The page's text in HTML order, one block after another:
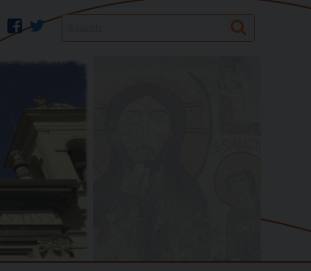
twitter
facebook Search